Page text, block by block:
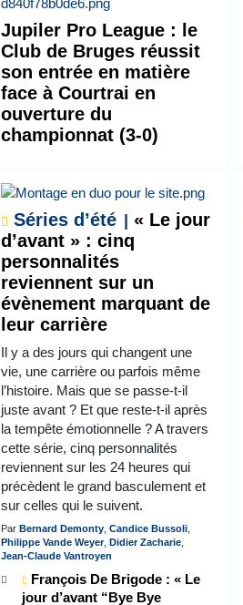
Jupiler Pro League : le
Club de Bruges réussit
son entrée en matière
face à Courtrai en
ouverture du
championnat (3-0)
Séries d’été
« Le jour
d’avant » : cinq
personnalités
reviennent sur un
évènement marquant de
leur carrière
Il y a des jours qui changent une
vie, une carrière ou parfois même
l’histoire. Mais que se passe-t-il
juste avant ? Et que reste-t-il après
la tempête émotionnelle ? A travers
cette série, cinq personnalités
reviennent sur les 24 heures qui
précèdent le grand basculement et
sur celles qui le suivent.
Par Bernard Demonty, Candice Bussoli,
Philippe Vande Weyer, Didier Zacharie,
Jean-Claude Vantroyen
François De Brigode : « Le
jour d’avant “Bye Bye